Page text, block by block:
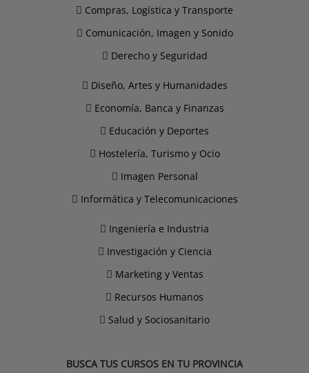
Compras, Logística y Transporte
Comunicación, Imagen y Sonido
Derecho y Seguridad
Diseño, Artes y Humanidades
Economía, Banca y Finanzas
Educación y Deportes
Hostelería, Turismo y Ocio
Imagen Personal
Informática y Telecomunicaciones
Ingeniería e Industria
Investigación y Ciencia
Marketing y Ventas
Recursos Humanos
Salud y Sociosanitario
BUSCA TUS CURSOS EN TU PROVINCIA